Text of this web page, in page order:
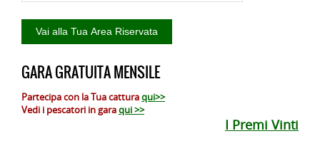
GARA GRATUITA MENSILE
Partecipa con la Tua catturaqui>>
Vedi i pescatori in garaqui >>
I Premi Vinti